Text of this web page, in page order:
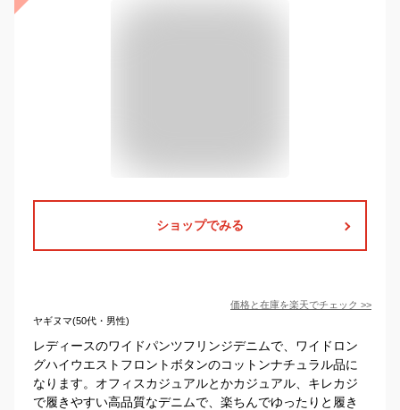
ショップでみる
価格と在庫を楽天でチェック >>
ヤギヌマ(50代・男性)
レディースのワイドパンツフリンジデニムで、ワイドロン
グハイウエストフロントボタンのコットンナチュラル品に
なります。オフィスカジュアルとかカジュアル、キレカジ
で履きやすい高品質なデニムで、楽ちんでゆったりと履き